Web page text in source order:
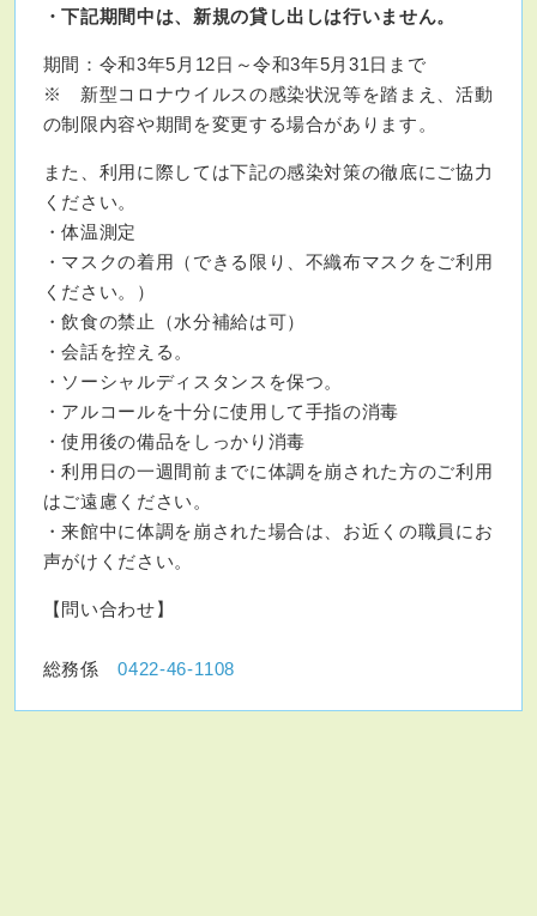
・下記期間中は、新規の貸し出しは行いません。
期間： 令和3年5月12日～令和3年5月31日 まで
※ 新型コロナウイルスの感染状況等を踏まえ、活動
の制限内容や期間を変更する場合があります。
また、利用に際しては下記の感染対策の徹底にご協力
ください。
・体温測定
・マスクの着用（できる限り、不織布マスクをご利用
ください。）
・飲食の禁止（水分補給は可）
・会話を控える。
・ソーシャルディスタンスを保つ。
・アルコールを十分に使用して手指の消毒
・使用後の備品をしっかり消毒
・利用日の一週間前までに体調を崩された方のご利用
はご遠慮ください。
・来館中に体調を崩された場合は、お近くの職員にお
声がけください。
【問い合わせ】
総務係0422-46-1108